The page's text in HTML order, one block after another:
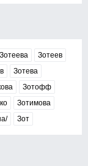
Зотеева
Зотеев
Зотева
Зотофф
Зотимова
Зот